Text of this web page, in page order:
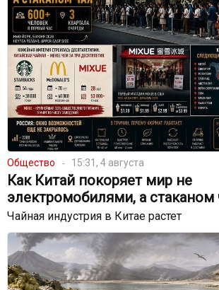
Общество 15:31, 4 августа
Как Китай покоряет мир не
электромобилями, а стаканом
Чайная индустрия в Китае растет